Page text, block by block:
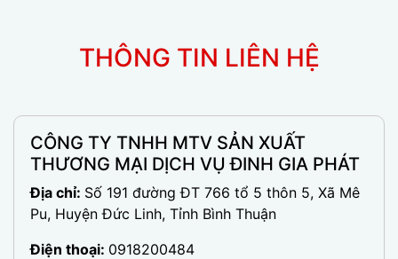
THÔNG TIN LIÊN HỆ
CÔNG TY TNHH MTV SẢN XUẤT
THƯƠNG MẠI DỊCH VỤ ĐINH GIA PHÁT
Địa chỉ: Số 191 đường ĐT 766 tổ 5 thôn 5, Xã Mê
Pu, Huyện Đức Linh, Tỉnh Bình Thuận
Điện thoại: 0918200484